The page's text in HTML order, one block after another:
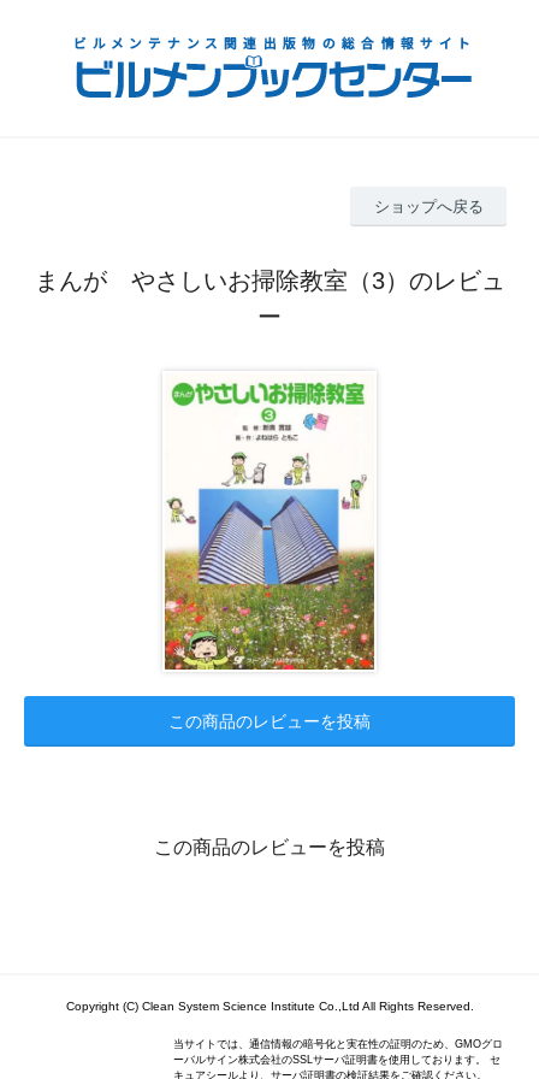
ショップへ戻る
まんが やさしいお掃除教室（3）のレビュ
ー
この商品のレビューを投稿
この商品のレビューを投稿
Copyright (C) Clean System Science Institute Co.,Ltd All Rights Reserved.
当サイトでは、通信情報の暗号化と実在性の証明のため、GMOグロ
ーバルサイン株式会社のSSLサーバ証明書を使用しております。 セ
キュアシールより、サーバ証明書の検証結果をご確認ください。